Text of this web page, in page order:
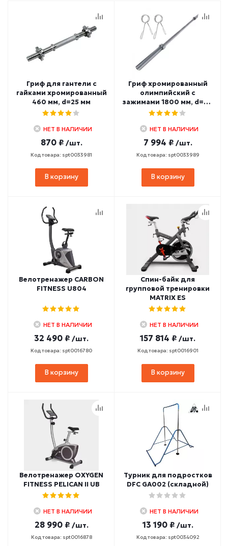
Гриф для гантели с
гайками хромированный
460 мм, d=25 мм
НЕТ В НАЛИЧИИ
870 ₽ /шт.
Код товара: spt0033981
В корзину
Гриф хромированный
олимпийский с
зажимами 1800 мм, d=50
мм
НЕТ В НАЛИЧИИ
7 994 ₽ /шт.
Код товара: spt0033989
В корзину
Велотренажер CARBON
FITNESS U804
НЕТ В НАЛИЧИИ
32 490 ₽ /шт.
Код товара: spt0016780
В корзину
Спин-байк для
групповой тренировки
MATRIX ES
НЕТ В НАЛИЧИИ
157 814 ₽ /шт.
Код товара: spt0016901
В корзину
Велотренажер OXYGEN
FITNESS PELICAN II UB
НЕТ В НАЛИЧИИ
28 990 ₽ /шт.
Код товара: spt0016878
Турник для подростков
DFC GA002 (складной)
НЕТ В НАЛИЧИИ
13 190 ₽ /шт.
Код товара: spt0034092